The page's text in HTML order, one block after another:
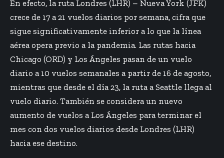
En efecto, la ruta Londres (LHR) – Nueva York (JFK)
crece de 17 a 21 vuelos diarios por semana, cifra que
sigue significativamente inferior a lo que la línea
aérea opera previo a la pandemia. Las rutas hacia
Chicago (ORD) y Los Ángeles pasan de un vuelo
diario a 10 vuelos semanales a partir de 16 de agosto,
mientras que desde el día 23, la ruta a Seattle llega al
vuelo diario. También se considera un nuevo
aumento de vuelos a Los Ángeles para terminar el
mes con dos vuelos diarios desde Londres (LHR)
hacia ese destino.